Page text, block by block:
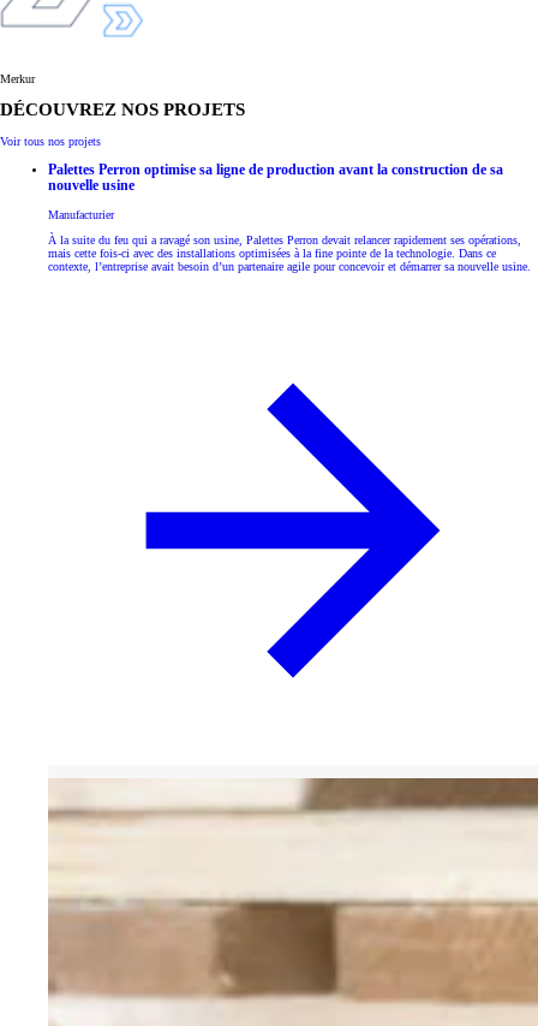
Merkur
DÉCOUVREZ NOS PROJETS
Voir tous nos projets
Palettes Perron optimise sa ligne de production avant la construction de sa
nouvelle usine
Manufacturier
À la suite du feu qui a ravagé son usine, Palettes Perron devait relancer rapidement ses opérations,
mais cette fois-ci avec des installations optimisées à la fine pointe de la technologie. Dans ce
contexte, l’entreprise avait besoin d’un partenaire agile pour concevoir et démarrer sa nouvelle usine.